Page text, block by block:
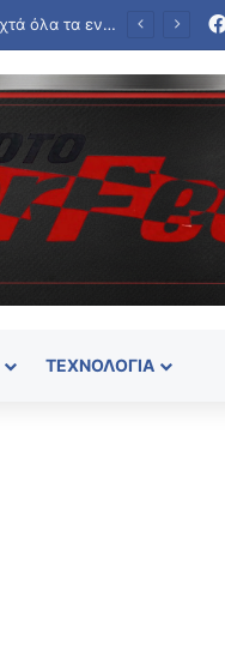
Στο «κόκκινο» η Μέση Ανατολή: Οι Χούθι χτύπησαν εγκατάσταση της Aramco – Νέο μήνυμα Αραγτσί σε ΗΠΑ
ΤΕΧΝΟΛΟΓΊΑ